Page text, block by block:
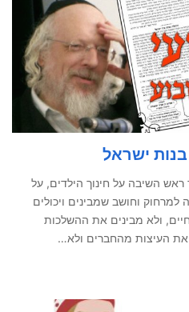
ישראל
השיבה על חינוך הילדים, על
וחושב שמבינים ויכולים
ולא מבינים את ההשלכות
את העיצות מהחברים ולא…